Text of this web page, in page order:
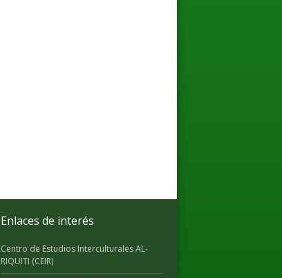
Enlaces de interés
Centro de Estudios Interculturales AL-
RIQUITI (CEIR)